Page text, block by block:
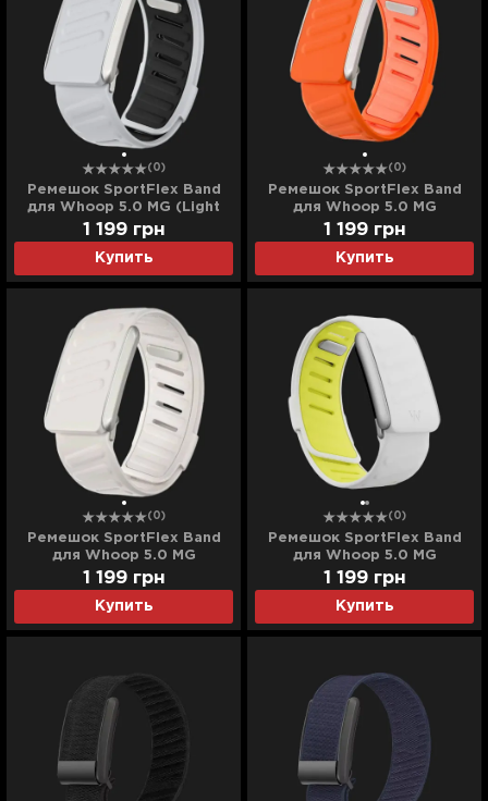
(0)
Ремешок SportFlex Band
для Whoop 5.0 MG (Light
Gray/Black)
Купить
1 199 грн
(0)
Ремешок SportFlex Band
для Whoop 5.0 MG
(Orange/Light Orange)
Купить
1 199 грн
(0)
Ремешок SportFlex Band
для Whoop 5.0 MG
(Starlight)
Купить
1 199 грн
(0)
Ремешок SportFlex Band
для Whoop 5.0 MG
(Yellow/White)
Купить
1 199 грн